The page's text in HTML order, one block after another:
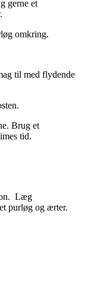
gerne et
omkring.
til med flydende
Brug et
tid.
Læg
purløg og ærter.